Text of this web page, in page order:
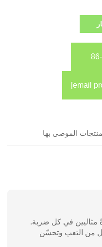
الموصى بها
من التعب وتحسّن